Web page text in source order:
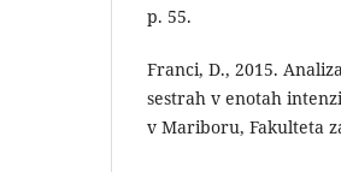
p. 55.
Franci, D., 2015.
sestrah v enotah
v Mariboru, Fakulteta